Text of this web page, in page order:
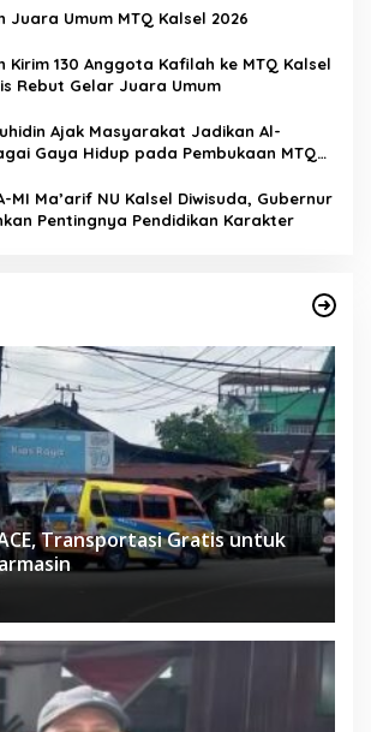
Juara Umum MTQ Kalsel 2026
Kirim 130 Anggota Kafilah ke MTQ Kalsel
Rebut Gelar Juara Umum
Ajak Masyarakat Jadikan Al-
Gaya Hidup pada Pembukaan MTQ
MI Ma’arif NU Kalsel Diwisuda, Gubernur
Pentingnya Pendidikan Karakter
Transportasi Gratis untuk